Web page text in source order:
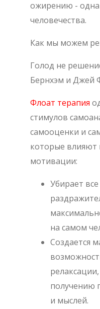
ожирению -
человечества.
Как мы можем
Голод не
Бернхэм и Джей
Флоат терапия
стимулов
самооценки и
которые
мотивации:
Убирает
на самом
Создается
получению
и мыслей.